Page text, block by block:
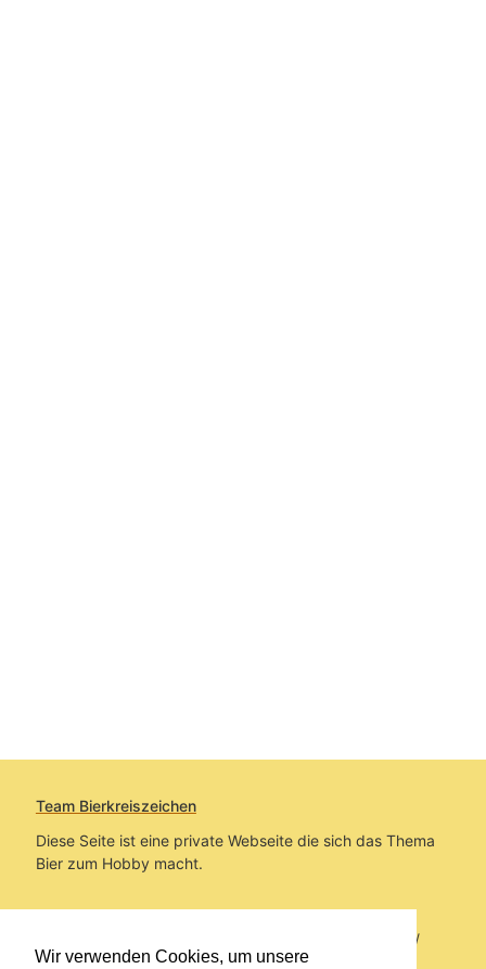
Wir verwenden Cookies, um unsere
Team Bierkreiszeichen
Diese Seite ist eine private Webseite die sich das Thema
Bier zum Hobby macht.
Sie befinden sich auf https://www.bierkreiszeichen.at/